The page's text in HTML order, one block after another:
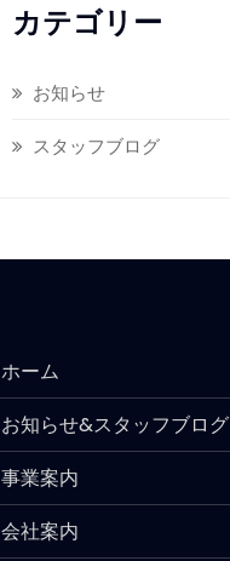
カテゴリー
お知らせ
スタッフブログ
ホーム
お知らせ&スタッフブログ
事業案内
会社案内